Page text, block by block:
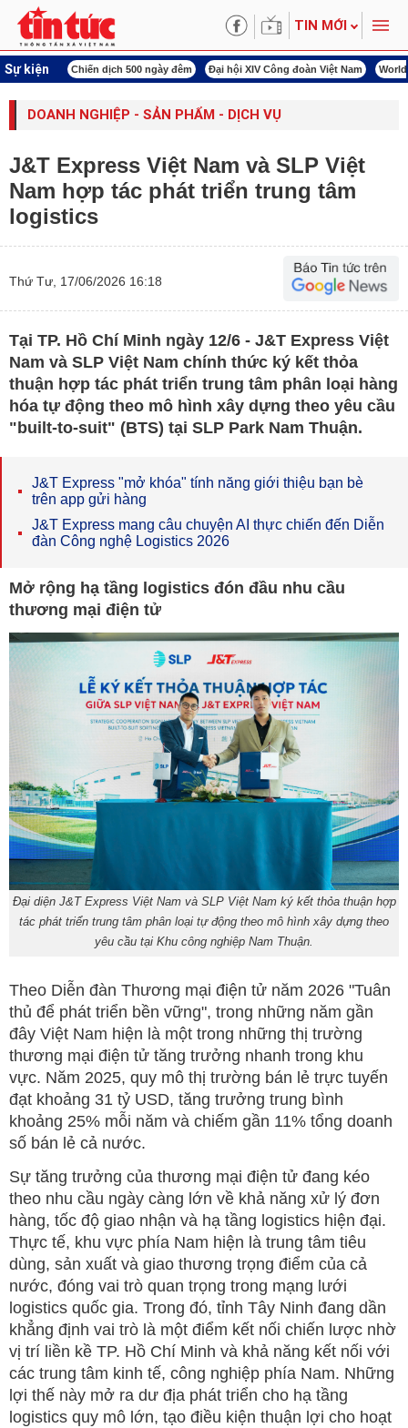
TIN MỚI
Sự kiện
ngày đêm Đại hội XIV Công đoàn Việt Nam World Cup 2026 Kỳ họp thứ
DOANH NGHIỆP - SẢN PHẨM - DỊCH VỤ
J&T Express Việt Nam và SLP Việt
Nam hợp tác phát triển trung tâm
logistics
Thứ Tư, 17/06/2026 16:18
Tại TP. Hồ Chí Minh ngày 12/6 - J&T Express Việt
Nam và SLP Việt Nam chính thức ký kết thỏa
thuận hợp tác phát triển trung tâm phân loại hàng
hóa tự động theo mô hình xây dựng theo yêu cầu
"built-to-suit" (BTS) tại SLP Park Nam Thuận.
J&T Express "mở khóa" tính năng giới thiệu bạn bè
trên app gửi hàng
J&T Express mang câu chuyện AI thực chiến đến Diễn
đàn Công nghệ Logistics 2026
Mở rộng hạ tầng logistics đón đầu nhu cầu
thương mại điện tử
Đại diện J&T Express Việt Nam và SLP Việt Nam ký kết thỏa thuận hợp
tác phát triển trung tâm phân loại tự động theo mô hình xây dựng theo
yêu cầu tại Khu công nghiệp Nam Thuận.
Theo Diễn đàn Thương mại điện tử năm 2026 "Tuân
thủ để phát triển bền vững", trong những năm gần
đây Việt Nam hiện là một trong những thị trường
thương mại điện tử tăng trưởng nhanh trong khu
vực. Năm 2025, quy mô thị trường bán lẻ trực tuyến
đạt khoảng 31 tỷ USD, tăng trưởng trung bình
khoảng 25% mỗi năm và chiếm gần 11% tổng doanh
số bán lẻ cả nước.
Sự tăng trưởng của thương mại điện tử đang kéo
theo nhu cầu ngày càng lớn về khả năng xử lý đơn
hàng, tốc độ giao nhận và hạ tầng logistics hiện đại.
Thực tế, khu vực phía Nam hiện là trung tâm tiêu
dùng, sản xuất và giao thương trọng điểm của cả
nước, đóng vai trò quan trọng trong mạng lưới
logistics quốc gia. Trong đó, tỉnh Tây Ninh đang dần
khẳng định vai trò là một điểm kết nối chiến lược nhờ
vị trí liền kề TP. Hồ Chí Minh và khả năng kết nối với
các trung tâm kinh tế, công nghiệp phía Nam. Những
lợi thế này mở ra dư địa phát triển cho hạ tầng
logistics quy mô lớn, tạo điều kiện thuận lợi cho hoạt